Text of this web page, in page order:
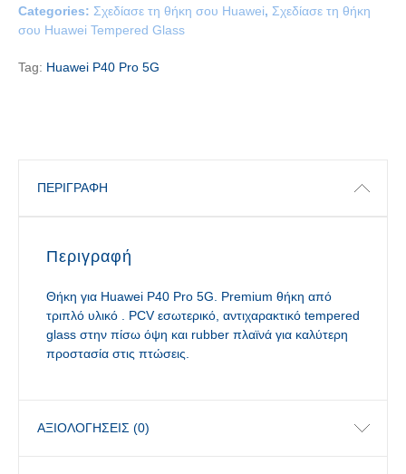
Categories: Σχεδίασε τη θήκη σου Huawei, Σχεδίασε τη θήκη
σου Huawei Tempered Glass
Tag: Huawei P40 Pro 5G
ΠΕΡΙΓΡΑΦΉ
Περιγραφή
Θήκη για Huawei P40 Pro 5G. Premium θήκη από
τριπλό υλικό . PCV εσωτερικό, αντιχαρακτικό tempered
glass στην πίσω όψη και rubber πλαϊνά για καλύτερη
προστασία στις πτώσεις.
ΑΞΙΟΛΟΓΉΣΕΙΣ (0)